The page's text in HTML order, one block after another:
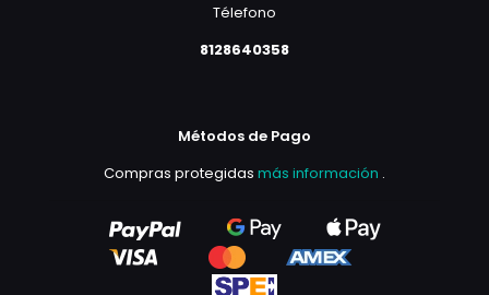
Télefono
8128640358
Métodos de Pago
Compras protegidas más información .